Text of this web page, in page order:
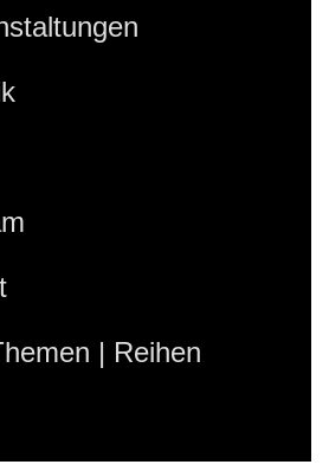
| Reihen